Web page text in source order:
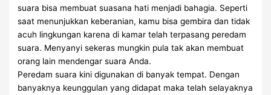
suara bisa membuat suasana hati menjadi bahagia. Seperti
saat menunjukkan keberanian, kamu bisa gembira dan tidak
acuh lingkungan karena di kamar telah terpasang peredam
suara. Menyanyi sekeras mungkin pula tak akan membuat
orang lain mendengar suara Anda.
Peredam suara kini digunakan di banyak tempat. Dengan
banyaknya keunggulan yang didapat maka telah selayaknya